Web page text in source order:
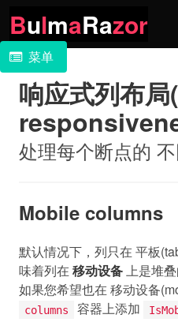
BulmaRazor
菜单
响应式列布
处理每个断点的
Mobile columns
默认情况下，列只在 平板
味着列在 移动设备上是堆叠
如果您希望也在 移动设备
columns 容器上添加